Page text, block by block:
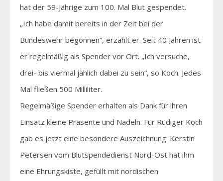
hat der 59-Jährige zum 100. Mal Blut gespendet.
„Ich habe damit bereits in der Zeit bei der
Bundeswehr begonnen“, erzählt er. Seit 40 Jahren ist
er regelmäßig als Spender vor Ort. „Ich versuche,
drei- bis viermal jählich dabei zu sein“, so Koch. Jedes
Mal fließen 500 Milliliter.
Regelmäßige Spender erhalten als Dank für ihren
Einsatz kleine Präsente und Nadeln. Für Rüdiger Koch
gab es jetzt eine besondere Auszeichnung: Kerstin
Petersen vom Blutspendedienst Nord-Ost hat ihm
eine Ehrungskiste, gefüllt mit nordischen